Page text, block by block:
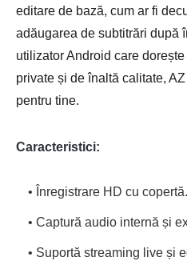
editare de bază, cum ar fi
adăugarea de subtitrări după
utilizator Android care
private și de înaltă calitate,
pentru tine.
Caracteristici:
• Înregistrare HD cu copertă.
• Captură audio internă și
• Suportă streaming live și